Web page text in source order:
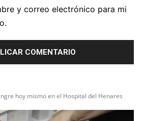
y correo electrónico para mi